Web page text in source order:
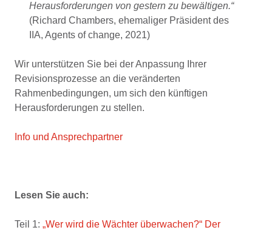
Herausforderungen von gestern zu bewältigen.“
(Richard Chambers, ehemaliger Präsident des
IIA, Agents of change, 2021)
Wir unterstützen Sie bei derAnpassung
Ihrer
Revisionsprozesse an die veränderten
Rahmenbedingungen, um sich den künftigen
Herausforderungen zu stellen.
Info und Ansprechpartner
Lesen Sie auch:
Teil 1: „Wer wird die Wächter überwachen?“ Der